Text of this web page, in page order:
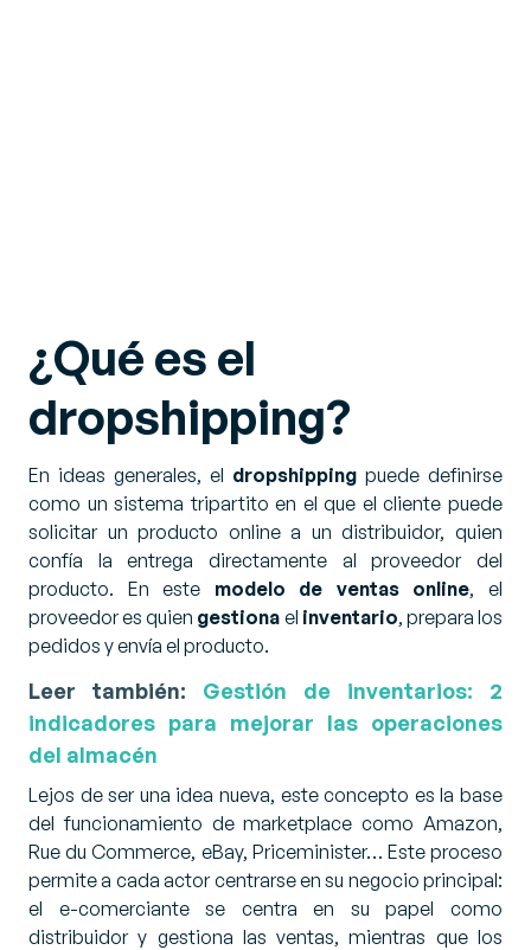
¿Qué es el
dropshipping?
En ideas generales, el dropshipping puede definirse
como un sistema tripartito en el que el cliente puede
solicitar un producto online a un distribuidor, quien
confía la entrega directamente al proveedor del
producto. En este modelo de ventas online, el
proveedor es quien gestiona el inventario, prepara los
pedidos y envía el producto.
Leer también: Gestión de inventarios: 2
indicadores para mejorar las operaciones
del almacén
Lejos de ser una idea nueva, este concepto es la base
del funcionamiento de marketplace como Amazon,
Rue du Commerce, eBay, Priceminister… Este proceso
permite a cada actor centrarse en su negocio principal:
el e-comerciante se centra en su papel como
distribuidor y gestiona las ventas, mientras que los